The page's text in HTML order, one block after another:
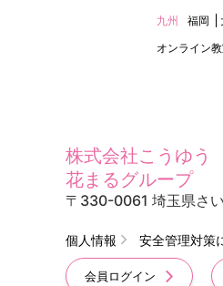
九州
福岡
オンライン
株式会社こうゆう
花まるグループ
〒330-0061 埼玉県さ
個人情報 安全管理対策
会員ログイン